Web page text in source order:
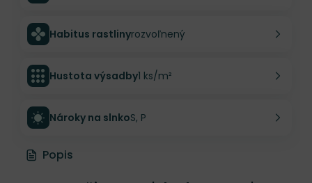
Habitus rastlinyrozvoľnený
Hustota výsadby1 ks/m²
Nároky na slnkoS, P
Popis